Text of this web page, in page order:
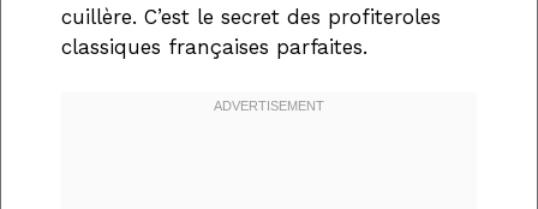
cuillère. C’est le secret des profiteroles
classiques françaises parfaites.